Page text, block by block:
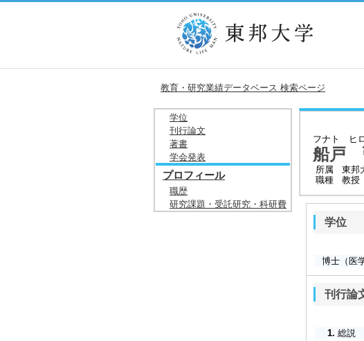
教育・研究業績データベース 検索ページ
学位
刊行論文
著書
学会発表
プロフィール
職歴
研究課題・受託研究・科研費
フナト ヒ
船戸
所属
東邦
職種
教授
学位
博士（医
刊行論
1. 総説